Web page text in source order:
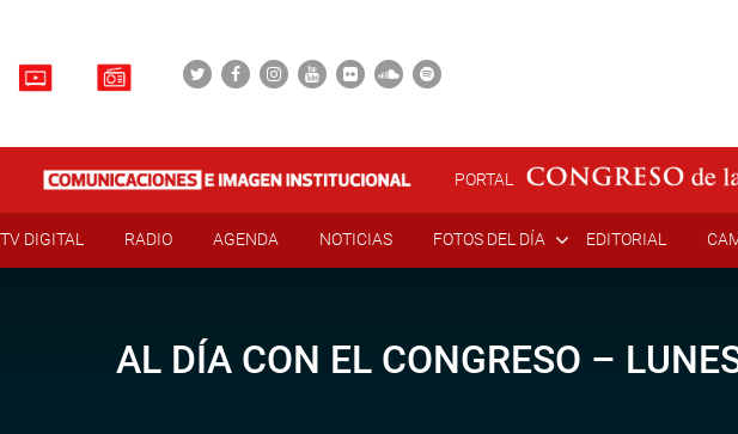
PORTAL
TV DIGITAL RADIO AGENDA NOTICIAS FOTOS DEL DÍA EDITORIAL
AL DÍA CON EL CONGRESO –